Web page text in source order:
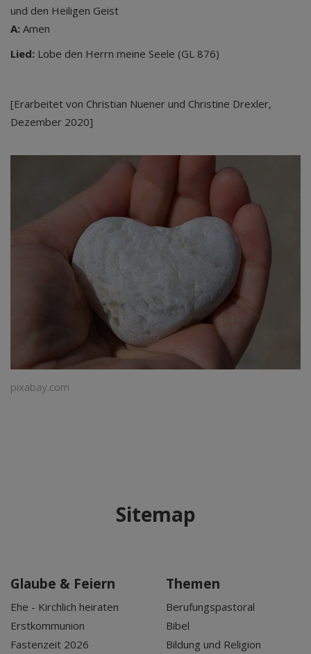
und den Heiligen Geist
A: Amen
Lied: Lobe den Herrn meine Seele (GL 876)
[Erarbeitet von Christian Nuener und Christine Drexler,
Dezember 2020]
pixabay.com
Sitemap
Glaube & Feiern
Ehe - Kirchlich heiraten
Erstkommunion
Fastenzeit 2026
Themen
Berufungspastoral
Bibel
Bildung und Religion